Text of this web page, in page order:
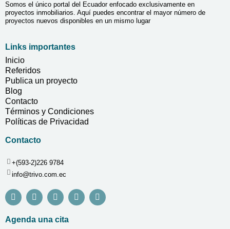
Somos el único portal del Ecuador enfocado exclusivamente en
proyectos inmobiliarios. Aquí puedes encontrar el mayor número de
proyectos nuevos disponibles en un mismo lugar
Links importantes
Inicio
Referidos
Publica un proyecto
Blog
Contacto
Términos y Condiciones
Políticas de Privacidad
Contacto
+(593-2)226 9784
info@trivo.com.ec
Agenda una cita